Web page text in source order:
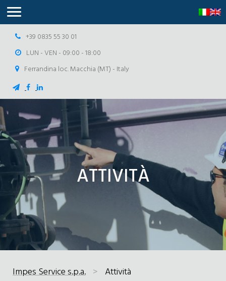
+39 0835 55 30 01
LUN - VEN - 09:00 - 18:00
Ferrandina loc. Macchia (MT) - Italy
ATTIVITÀ
Impes Service s.p.a. > Attività